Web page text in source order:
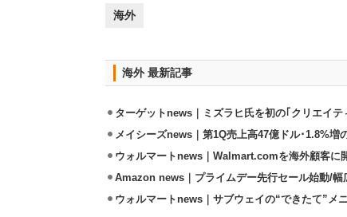
海外
海外 最新記事
ターゲットnews｜ミズラヒ氏を初の｢クリエイテ
メイシーズnews｜第1Q売上高47億ドル･1.8%増
ウォルマートnews｜Walmart.comを海外顧客に
Amazon news｜プライムデー先行セール始動/幅
ウォルマートnews｜サブウェイの“できたて”メ